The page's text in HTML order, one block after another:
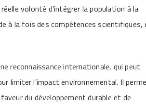
volonté d’intégrer la population à la
à la fois des compétences scientifiques,
reconnaissance internationale, qui peut
limiter l’impact environnemental. Il
du développement durable et de